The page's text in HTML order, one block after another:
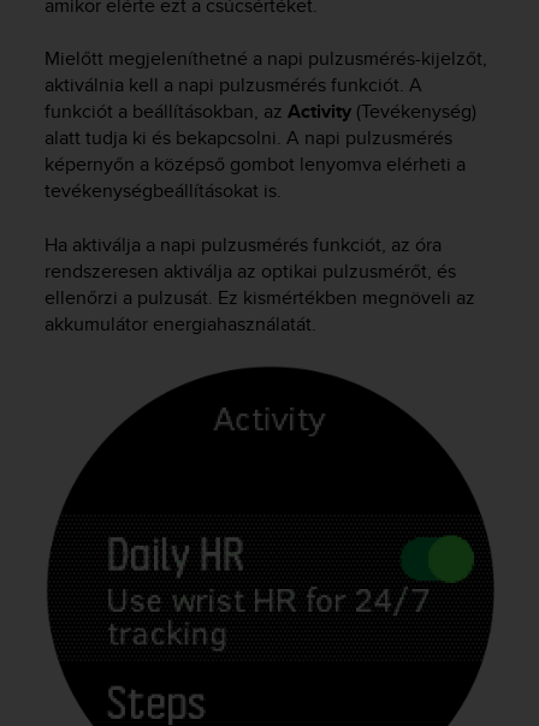
Mielőtt megjeleníthetné a napi pulzusmérés-kijelzőt,
aktiválnia kell a napi pulzusmérés funkciót. A
funkciót a beállításokban, az Activity (Tevékenység)
alatt tudja ki és bekapcsolni. A napi pulzusmérés
képernyőn a középső gombot lenyomva elérheti a
tevékenységbeállításokat is.
Ha aktiválja a napi pulzusmérés funkciót, az óra
rendszeresen aktiválja az optikai pulzusmérőt, és
ellenőrzi a pulzusát. Ez kismértékben megnöveli az
akkumulátor energiahasználatát.